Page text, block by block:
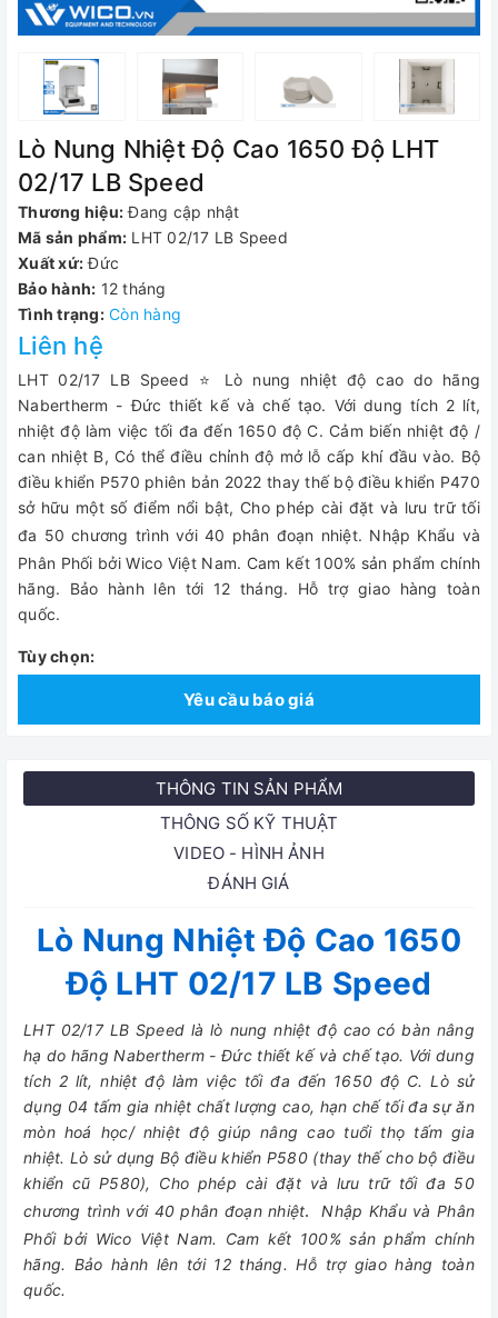
Lò Nung Nhiệt Độ Cao 1650 Độ LHT
02/17 LB Speed
Thương hiệu: Đang cập nhật
Mã sản phẩm: LHT 02/17 LB Speed
Xuất xứ: Đức
Bảo hành: 12 tháng
Tình trạng: Còn hàng
Liên hệ
LHT 02/17 LB Speed ⭐ Lò nung nhiệt độ cao do hãng
Nabertherm - Đức thiết kế và chế tạo. Với dung tích 2 lít,
nhiệt độ làm việc tối đa đến 1650 độ C. Cảm biến nhiệt độ /
can nhiệt B, Có thể điều chỉnh độ mở lỗ cấp khí đầu vào. Bộ
điều khiển P570 phiên bản 2022 thay thế bộ điều khiển P470
sở hữu một số điểm nổi bật, Cho phép cài đặt và lưu trữ tối
đa 50 chương trình với 40 phân đoạn nhiệt. Nhập Khẩu và
Phân Phối bởi Wico Việt Nam. Cam kết 100% sản phẩm chính
hãng. Bảo hành lên tới 12 tháng. Hỗ trợ giao hàng toàn
quốc.
Tùy chọn:
Yêu cầu báo giá
THÔNG TIN SẢN PHẨM
THÔNG SỐ KỸ THUẬT
VIDEO - HÌNH ẢNH
ĐÁNH GIÁ
Lò Nung Nhiệt Độ Cao 1650
Độ LHT 02/17 LB Speed
LHT 02/17 LB Speed là lò nung nhiệt độ cao có bàn nâng
hạ do hãng Nabertherm - Đức thiết kế và chế tạo. Với dung
tích 2 lít, nhiệt độ làm việc tối đa đến 1650 độ C. Lò sử
dụng 04 tấm gia nhiệt chất lượng cao, hạn chế tối đa sự ăn
mòn hoá học/ nhiệt độ giúp nâng cao tuổi thọ tấm gia
nhiệt. Lò sử dụng Bộ điều khiển P580 (thay thế cho bộ điều
khiển cũ P580), Cho phép cài đặt và lưu trữ tối đa 50
chương trình với 40 phân đoạn nhiệt.
Nhập Khẩu và Phân
Phối bởi Wico Việt Nam. Cam kết 100% sản phẩm chính
hãng. Bảo hành lên tới 12 tháng. Hỗ trợ giao hàng toàn
quốc.